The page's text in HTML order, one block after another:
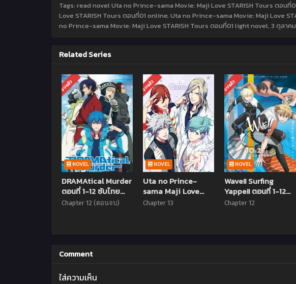
Tags: read novel Uta no Prince-sama Movie: Maji Love STARISH Tours ตอน
Love STARISH Tours ตอนที่01 online, Uta no Prince-sama Movie: Maji Love
no Prince-sama Movie: Maji Love STARISH Tours ตอนที่01 light novel, 3 ตุลาค
Related Series
จบแล้ว
NOVEL
DRAMAtical Murder
ตอนที่ 1-12 ซับไทย
(จบแล้ว)
Chapter 12 (ตอนจบ)
จบแล้ว
NOVEL
Uta no Prince-
sama Maji Love
2000% (ภาค2) ตอนที่
Chapter 13
จบแล้ว
NOVEL
Wave!! Surfing
Yappe!! ตอนที่ 1-12
ซับไทย จบแล้ว
Chapter 12
Comment
ใส่ความเห็น